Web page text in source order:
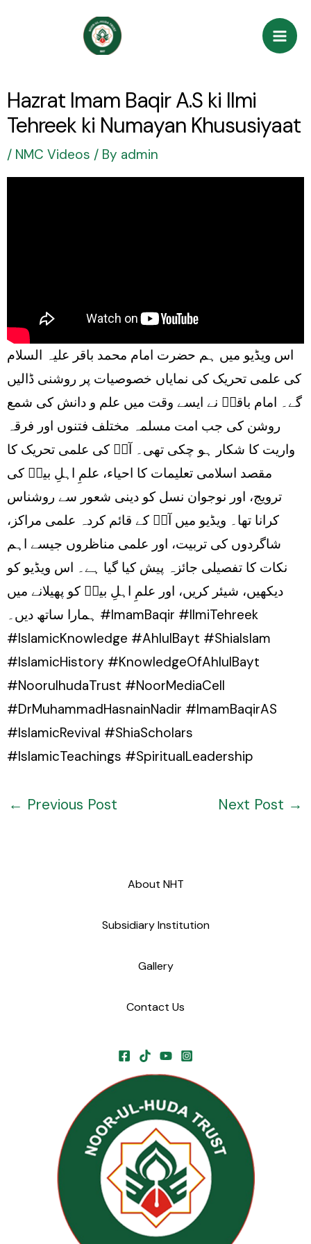
Hazrat Imam Baqir A.S ki Ilmi
Tehreek ki Numayan Khususiyaat
/ NMC Videos / By admin
اس ویڈیو میں ہم حضرت امام محمد باقر علیہ السلام
کی علمی تحریک کی نمایاں خصوصیات پر روشنی ڈالیں
گے۔ امام باقرؑ نے ایسے وقت میں علم و دانش کی شمع
روشن کی جب امت مسلمہ مختلف فتنوں اور فرقہ
واریت کا شکار ہو چکی تھی۔ آپؑ کی علمی تحریک کا
مقصد اسلامی تعلیمات کا احیاء، علمِ اہلِ بیتؑ کی
ترویج، اور نوجوان نسل کو دینی شعور سے روشناس
کرانا تھا۔ ویڈیو میں آپؑ کے قائم کردہ علمی مراکز،
شاگردوں کی تربیت، اور علمی مناظروں جیسے اہم
نکات کا تفصیلی جائزہ پیش کیا گیا ہے۔ اس ویڈیو کو
دیکھیں، شیئر کریں، اور علمِ اہلِ بیتؑ کو پھیلانے میں
ہمارا ساتھ دیں۔ #ImamBaqir #IlmiTehreek
#IslamicKnowledge #AhlulBayt #ShiaIslam
#IslamicHistory #KnowledgeOfAhlulBayt
#NoorulhudaTrust #NoorMediaCell
#DrMuhammadHasnainNadir #ImamBaqirAS
#IslamicRevival #ShiaScholars
#IslamicTeachings #SpiritualLeadership
← Previous Post Next Post →
About NHT
Subsidiary Institution
Gallery
Contact Us